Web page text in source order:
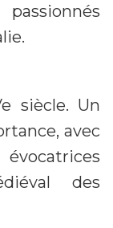
siècle. Un
avec
des